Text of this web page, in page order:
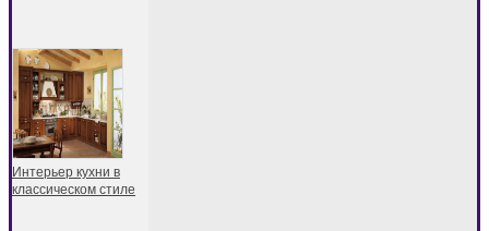
Интерьер кухни в
классическом стиле